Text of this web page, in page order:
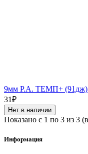
9мм Р.А. ТЕМП+
31₽
Нет в наличии
Показано с 1 по 3 из 3
Информация